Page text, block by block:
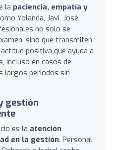
la paciencia, empatía y
Yolanda, Javi, José,
no solo se
sino que transmiten
positiva que ayuda a
incluso en casos de
largos periodos sin
gestión
es la atención
en la gestión. Personal